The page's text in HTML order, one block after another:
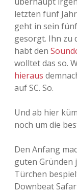
letzten fünf
geht in sein
gesorgt. Ihn zu
habt den
wolltet das so.
hieraus
auf SC. So.
Und ab hier
noch um die
Den Anfang
guten Gründen
Türchen
Downbeat